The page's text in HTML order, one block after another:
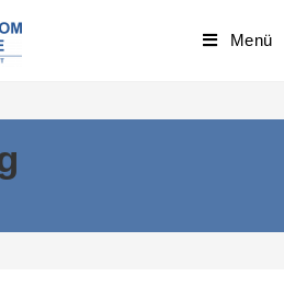
Menü